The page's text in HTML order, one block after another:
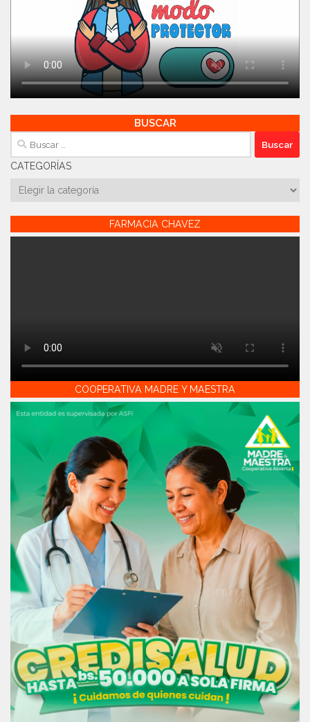
BUSCAR
Buscar:
CATEGORÍAS
Categorías
FARMACIA CHAVEZ
COOPERATIVA MADRE Y MAESTRA